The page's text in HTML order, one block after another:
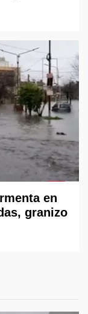
en
granizo